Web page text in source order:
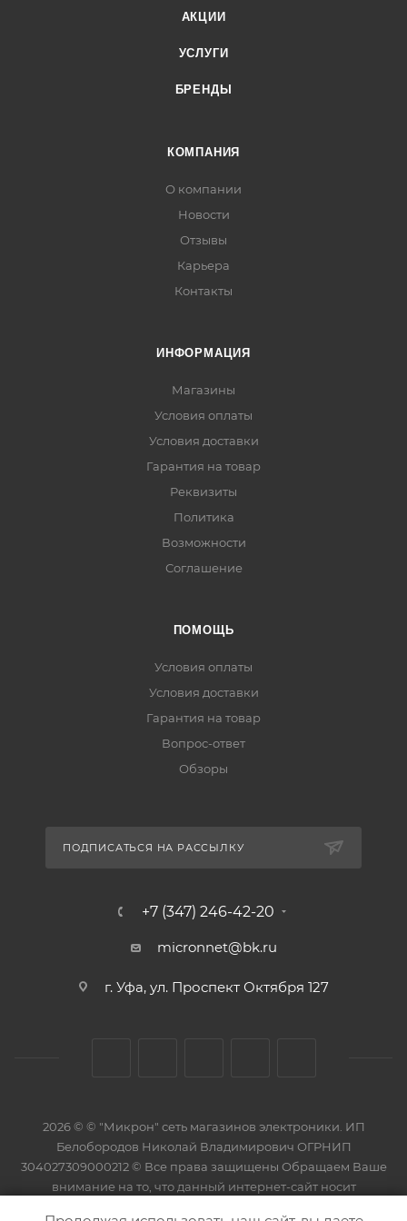
АКЦИИ
УСЛУГИ
БРЕНДЫ
КОМПАНИЯ
О компании
Новости
Отзывы
Карьера
Контакты
ИНФОРМАЦИЯ
Магазины
Условия оплаты
Условия доставки
Гарантия на товар
Реквизиты
Политика
Возможности
Соглашение
ПОМОЩЬ
Условия оплаты
Условия доставки
Гарантия на товар
Вопрос-ответ
Обзоры
ПОДПИСАТЬСЯ НА РАССЫЛКУ
+7 (347) 246-42-20
micronnet@bk.ru
г. Уфа, ул. Проспект Октября 127
2026 © © "Микрон" сеть магазинов электроники. ИП
Белобородов Николай Владимирович ОГРНИП
304027309000212 © Все права защищены Обращаем Ваше
внимание на то, что данный интернет-сайт носит